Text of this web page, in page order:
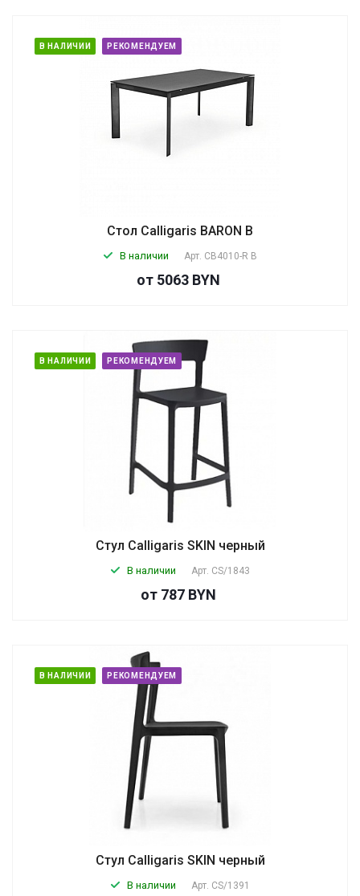
В НАЛИЧИИ РЕКОМЕНДУЕМ
Стол Calligaris BARON B
В наличии Арт. CB4010-R B
от 5063 BYN
В НАЛИЧИИ РЕКОМЕНДУЕМ
Стул Calligaris SKIN черный
В наличии Арт. CS/1843
от 787 BYN
В НАЛИЧИИ РЕКОМЕНДУЕМ
Стул Calligaris SKIN черный
В наличии Арт. CS/1391